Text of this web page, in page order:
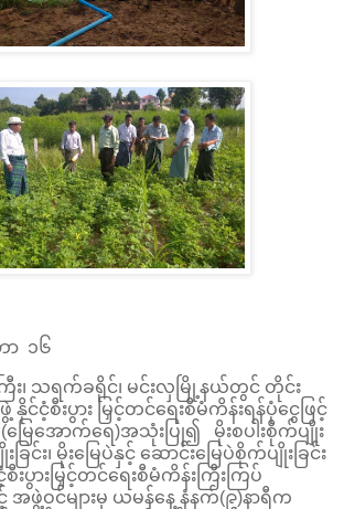
ာ ၁၆
း၊ သရက်ခရိုင်၊ မင်းလှမြို့နယ်တွင် တိုင်း
င်ငံ့စီးပွား မြှင့်တင်ရေးစီမံကိန်းရန်ပုံငွေဖြင့်
ြေအောက်ရေ)အသုံးပြု၍ မိုးစပါးစိုက်ပျိုး
းခြင်း၊ မိုးမြေပဲနှင့် ဆောင်းမြေပဲစိုက်ပျိုးခြင်း
းပွားမြှင့်တင်ရေးစီမံကိန်းကြီးကြပ်
အဖွဲ့ဝင်များမှ ယမန်နေ့ နံနက်(၉)နာရီက